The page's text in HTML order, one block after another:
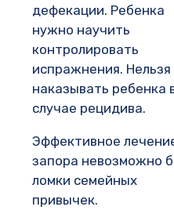
дефекации. Ребенка
нужно научить
контролировать
испражнения. Нельзя
наказывать ребенка
случае рецидива.
Эффективное
запора невозможно
ломки семейных
привычек.